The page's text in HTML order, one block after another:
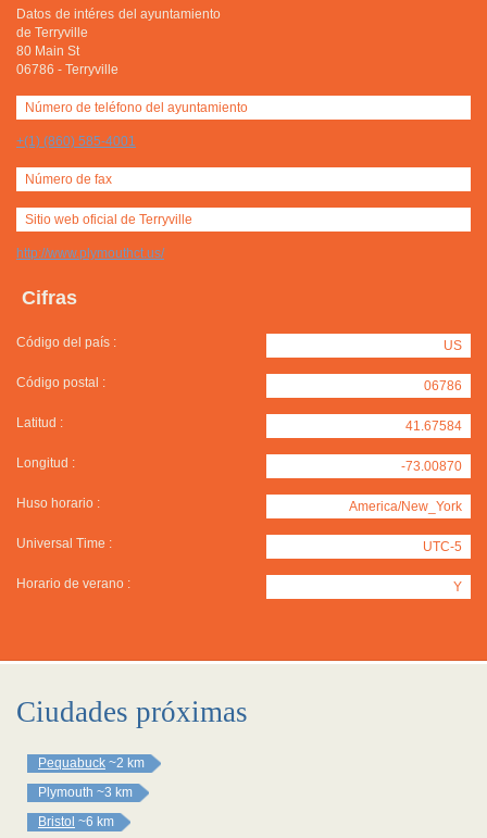
Datos de intéres del ayuntamiento
de Terryville
80 Main St
06786 - Terryville
Número de teléfono del ayuntamiento
+(1) (860) 585-4001
Número de fax
Sitio web oficial de Terryville
http://www.plymouthct.us/
Cifras
Código del país : US
Código postal : 06786
Latitud : 41.67584
Longitud : -73.00870
Huso horario : America/New_York
Universal Time : UTC-5
Horario de verano : Y
Ciudades próximas
Pequabuck ~2 km
Plymouth ~3 km
Bristol ~6 km